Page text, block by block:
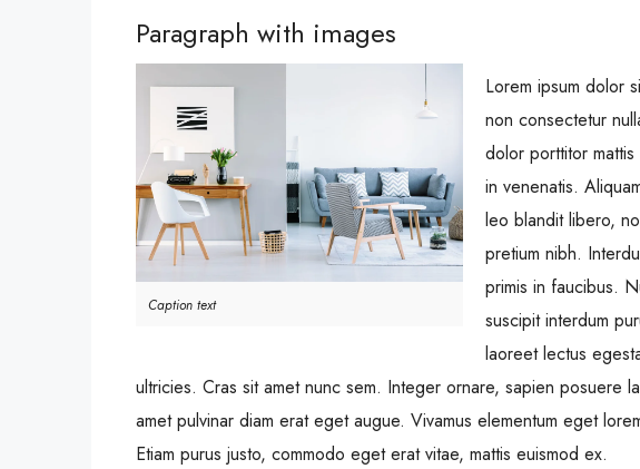
Paragraph with images
Caption text
Lorem ipsum dolor
non consectetur
dolor porttitor
in venenatis.
leo blandit libero,
pretium nibh.
primis in faucibus.
suscipit interdum
laoreet lectus
ultricies. Cras sit amet nunc sem. Integer ornare, sapien posuere
amet pulvinar diam erat eget augue. Vivamus elementum eget
Etiam purus justo, commodo eget erat vitae, mattis euismod ex.